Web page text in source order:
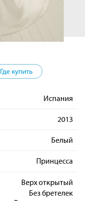
Где купить
Испания
2013
Белый
Принцесса
Верх открытый
Без бретелек